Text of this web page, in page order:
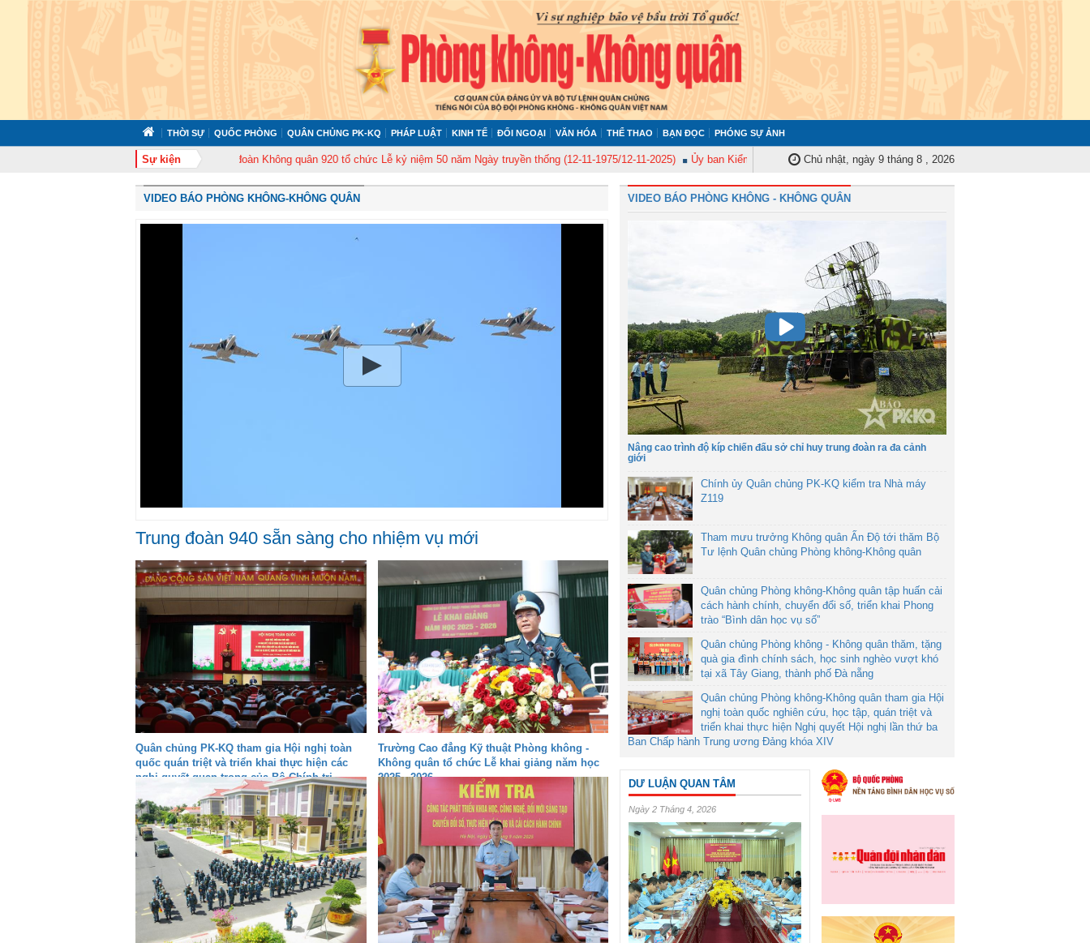
THỜI SỰ QUỐC PHÒNG QUÂN CHỦNG PK-KQ PHÁP LUẬT KINH TẾ ĐỐI NGOẠI VĂN HÓA THỂ THAO BẠN ĐỌC PHÓNG SỰ ẢNH
Sự kiện
tập huấn cán bộ năm 2026 Trung đoàn Không quân 920 tổ chức Lễ kỷ niệm 50 năm Ngày truyền thống (12-11-1975/12-11-2025) Ủy ban Kiểm tra Quân ủy Trung ương tập huấn nghiệp vụ công tác kiểm tra, giám sát năm
Chủ nhật, ngày 9 tháng 8 , 2026
VIDEO BÁO PHÒNG KHÔNG-KHÔNG QUÂN
Trung đoàn 940 sẵn sàng cho nhiệm vụ mới
Quân chủng PK-KQ tham gia Hội nghị toàn
quốc quán triệt và triển khai thực hiện các
nghị quyết quan trọng của Bộ Chính trị
Trường Cao đẳng Kỹ thuật Phòng không -
Không quân tổ chức Lễ khai giảng năm học
2025 - 2026
VIDEO BÁO PHÒNG KHÔNG - KHÔNG QUÂN
Nâng cao trình độ kíp chiến đấu sở chỉ huy trung đoàn ra đa cảnh
giới
Chính ủy Quân chủng PK-KQ kiểm tra Nhà máy
Z119
Tham mưu trưởng Không quân Ấn Độ tới thăm Bộ
Tư lệnh Quân chủng Phòng không-Không quân
Quân chủng Phòng không-Không quân tập huấn cải
cách hành chính, chuyển đổi số, triển khai Phong
trào “Bình dân học vụ số”
Quân chủng Phòng không - Không quân thăm, tặng
quà gia đình chính sách, học sinh nghèo vượt khó
tại xã Tây Giang, thành phố Đà nẵng
Quân chủng Phòng không-Không quân tham gia Hội
nghị toàn quốc nghiên cứu, học tập, quán triệt và
triển khai thực hiện Nghị quyết Hội nghị lần thứ ba
Ban Chấp hành Trung ương Đảng khóa XIV
DƯ LUẬN QUAN TÂM
Ngày 2 Tháng 4, 2026